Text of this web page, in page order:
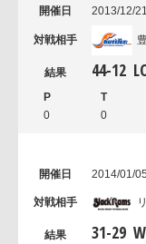
2013/12/21
44-12
0 0
2014/01/05
31-29